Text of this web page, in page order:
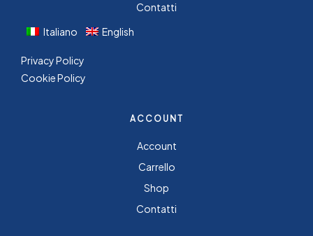
Contatti
Italiano
English
Privacy Policy
Cookie Policy
ACCOUNT
Account
Carrello
Shop
Contatti